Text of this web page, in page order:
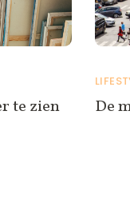
te zien
De